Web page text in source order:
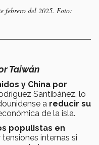
febrero del 2025. Foto:
Taiwán
y China por
Santibáñez, lo
a reducir su
de la isla.
populistas en
internas si